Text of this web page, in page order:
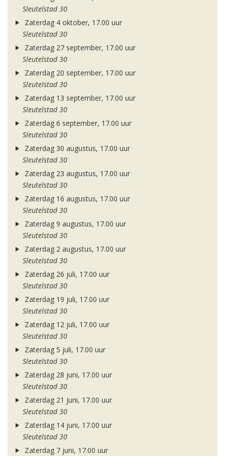
Sleutelstad 30
Zaterdag 4 oktober, 17.00 uur
Sleutelstad 30
Zaterdag 27 september, 17.00 uur
Sleutelstad 30
Zaterdag 20 september, 17.00 uur
Sleutelstad 30
Zaterdag 13 september, 17.00 uur
Sleutelstad 30
Zaterdag 6 september, 17.00 uur
Sleutelstad 30
Zaterdag 30 augustus, 17.00 uur
Sleutelstad 30
Zaterdag 23 augustus, 17.00 uur
Sleutelstad 30
Zaterdag 16 augustus, 17.00 uur
Sleutelstad 30
Zaterdag 9 augustus, 17.00 uur
Sleutelstad 30
Zaterdag 2 augustus, 17.00 uur
Sleutelstad 30
Zaterdag 26 juli, 17.00 uur
Sleutelstad 30
Zaterdag 19 juli, 17.00 uur
Sleutelstad 30
Zaterdag 12 juli, 17.00 uur
Sleutelstad 30
Zaterdag 5 juli, 17.00 uur
Sleutelstad 30
Zaterdag 28 juni, 17.00 uur
Sleutelstad 30
Zaterdag 21 juni, 17.00 uur
Sleutelstad 30
Zaterdag 14 juni, 17.00 uur
Sleutelstad 30
Zaterdag 7 juni, 17.00 uur